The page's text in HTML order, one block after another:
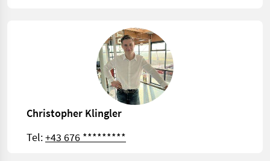
Christopher Klingler
Tel:+43 676 *********